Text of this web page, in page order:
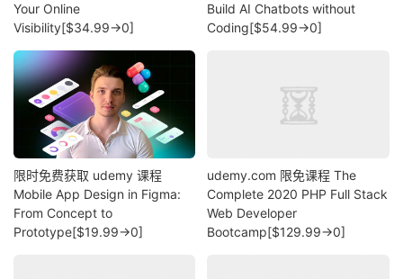
Your Online
Visibility[$34.99→0]
Build AI Chatbots without
Coding[$54.99→0]
限时免费获取 udemy 课程
Mobile App Design in Figma:
From Concept to
Prototype[$19.99→0]
udemy.com 限免课程 The
Complete 2020 PHP Full Stack
Web Developer
Bootcamp[$129.99→0]